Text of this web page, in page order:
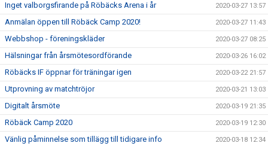
Inget valborgsfirande på Röbäcks Arena i år 2020-03-27 13:57
Anmälan öppen till Röbäck Camp 2020! 2020-03-27 11:43
Webbshop - föreningskläder 2020-03-27 08:25
Hälsningar från årsmötesordförande 2020-03-26 16:02
Röbäcks IF öppnar för träningar igen 2020-03-22 21:57
Utprovning av matchtröjor 2020-03-21 13:03
Digitalt årsmöte 2020-03-19 21:35
Röbäck Camp 2020 2020-03-19 12:30
Vänlig påminnelse som tillägg till tidigare info 2020-03-18 12:34